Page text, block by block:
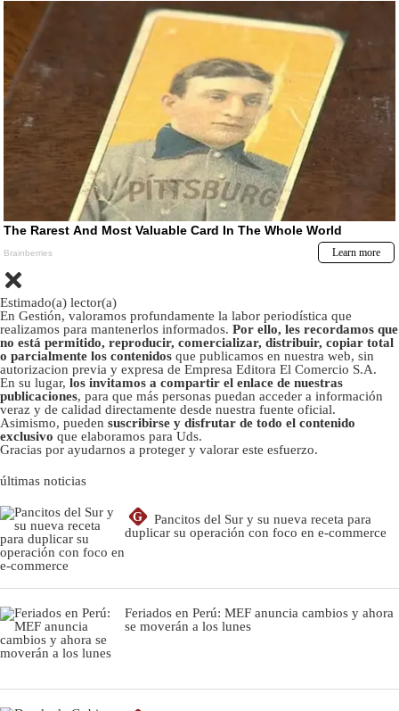
Estimado(a) lector(a)
En Gestión, valoramos profundamente la labor periodística que
realizamos para mantenerlos informados. Por ello, les recordamos que
no está permitido, reproducir, comercializar, distribuir, copiar total
o parcialmente los contenidos que publicamos en nuestra web, sin
autorizacion previa y expresa de Empresa Editora El Comercio S.A.
En su lugar, los invitamos a compartir el enlace de nuestras
publicaciones, para que más personas puedan acceder a información
veraz y de calidad directamente desde nuestra fuente oficial.
Asimismo, pueden suscribirse y disfrutar de todo el contenido
exclusivo que elaboramos para Uds.
Gracias por ayudarnos a proteger y valorar este esfuerzo.
últimas noticias
G
Pancitos del Sur y su nueva receta para
duplicar su operación con foco en e-commerce
Feriados en Perú: MEF anuncia cambios y ahora
se moverán a los lunes